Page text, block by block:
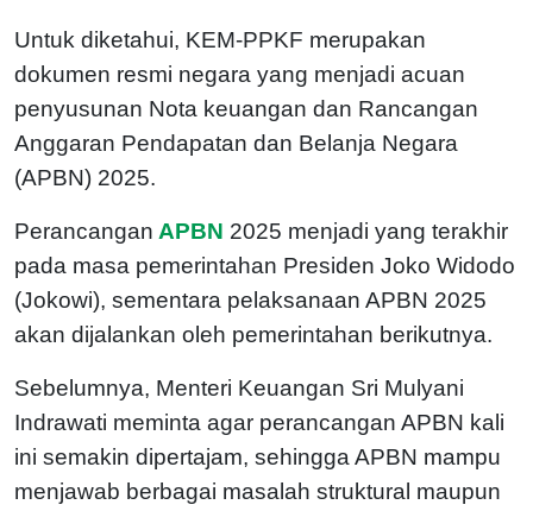
Untuk diketahui, KEM-PPKF merupakan
dokumen resmi negara yang menjadi acuan
penyusunan Nota keuangan dan Rancangan
Anggaran Pendapatan dan Belanja Negara
(APBN) 2025.
Perancangan APBN 2025 menjadi yang terakhir
pada masa pemerintahan Presiden Joko Widodo
(Jokowi), sementara pelaksanaan APBN 2025
akan dijalankan oleh pemerintahan berikutnya.
Sebelumnya, Menteri Keuangan Sri Mulyani
Indrawati meminta agar perancangan APBN kali
ini semakin dipertajam, sehingga APBN mampu
menjawab berbagai masalah struktural maupun